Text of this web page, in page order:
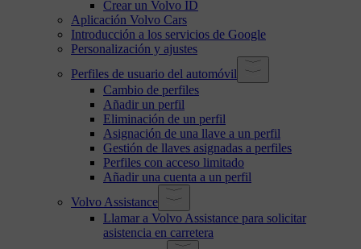
Crear un Volvo ID
Aplicación Volvo Cars
Introducción a los servicios de Google
Personalización y ajustes
Perfiles de usuario del automóvil
Cambio de perfiles
Añadir un perfil
Eliminación de un perfil
Asignación de una llave a un perfil
Gestión de llaves asignadas a perfiles
Perfiles con acceso limitado
Añadir una cuenta a un perfil
Volvo Assistance
Llamar a Volvo Assistance para solicitar
asistencia en carretera